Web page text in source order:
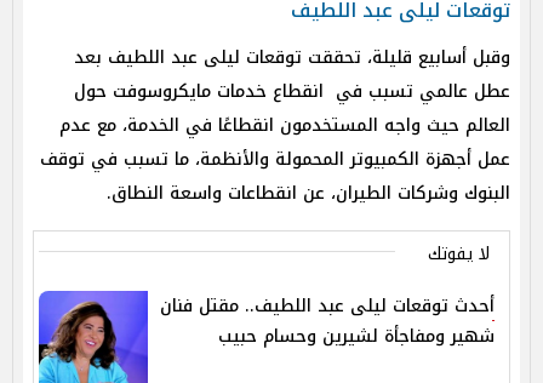
توقعات ليلى عبد اللطيف
وقبل أسابيع قليلة، تحققت توقعات ليلى عبد اللطيف بعد
عطل عالمي تسبب في انقطاع خدمات مايكروسوفت حول
العالم حيث واجه المستخدمون انقطاعًا في الخدمة، مع عدم
عمل أجهزة الكمبيوتر المحمولة والأنظمة، ما تسبب في توقف
البنوك وشركات الطيران، عن انقطاعات واسعة النطاق.
لا يفوتك
أحدث توقعات ليلى عبد اللطيف.. مقتل فنان
شهير ومفاجأة لشيرين وحسام حبيب